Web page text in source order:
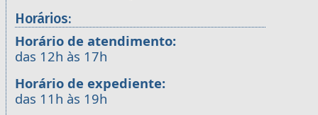
Horários:
Horário de atendimento:
das 12h às 17h
Horário de expediente:
das 11h às 19h